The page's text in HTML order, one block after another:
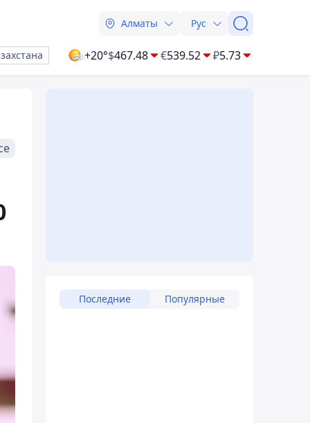
Алматы Рус
+20°$467.48 €539.52 ₽5.73
Последние Популярные